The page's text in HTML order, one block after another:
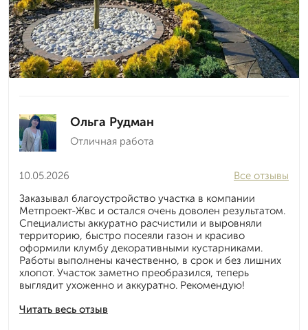
Ольга Рудман
Отличная работа
10.05.2026
Читать весь отзыв
Все отзывы
Заказывал благоустройство участка в компании
Метпроект-Жвс и остался очень доволен результатом.
Специалисты аккуратно расчистили и выровняли
территорию, быстро посеяли газон и красиво
оформили клумбу декоративными кустарниками.
Работы выполнены качественно, в срок и без лишних
хлопот. Участок заметно преобразился, теперь
выглядит ухоженно и аккуратно. Рекомендую!